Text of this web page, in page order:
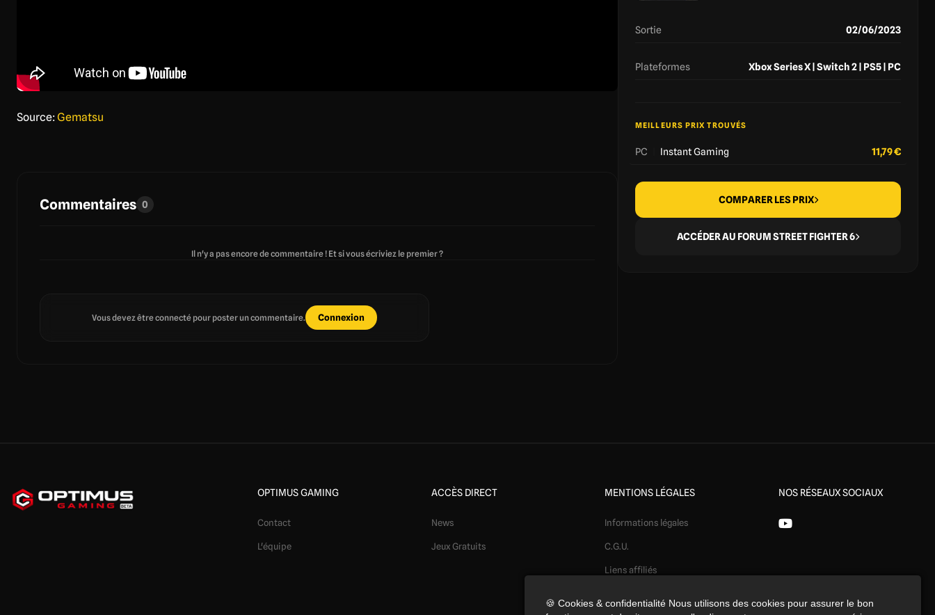
Source:Gematsu
Commentaires 0
Il n'y a pas encore de commentaire ! Et si vous écriviez le premier ?
Vous devez être connecté pour poster un commentaire. Connexion
Sortie 02/06/2023
Plateformes Xbox Series X | Switch 2 | PS5 | PC
MEILLEURS PRIX TROUVÉS
PC Instant Gaming 11,79 €
COMPARER LES PRIX
ACCÉDER AU FORUM STREET FIGHTER 6
OPTIMUS GAMING
Contact
L'équipe
ACCÈS DIRECT
News
Jeux Gratuits
MENTIONS LÉGALES
Informations légales
C.G.U.
Liens affiliés
NOS RÉSEAUX SOCIAUX
🍪 Cookies & confidentialité Nous utilisons des cookies pour assurer le bon